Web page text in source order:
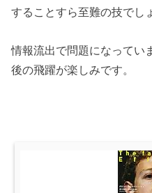
することすら至難の技でし
情報流出で問題になってい
後の飛躍が楽しみです。